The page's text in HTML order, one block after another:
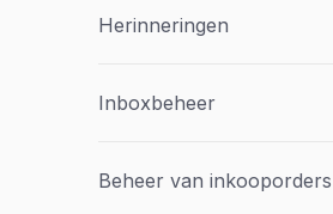
Herinneringen
Inboxbeheer
Beheer van inkooporders